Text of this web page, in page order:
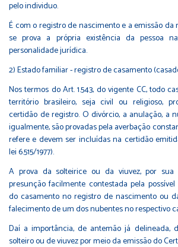
pelo individuo.
É com o registro de nascimento e a emissão
se prova a própria existência da pessoa
personalidade jurídica.
2) Estado familiar - registro de casamento
Nos termos do Art. 1.543, do vigente CC, todo
território brasileiro, seja civil ou religioso,
certidão de registro. O divórcio, a anulação, a
igualmente, são provadas pela averbação
refere e devem ser incluídas na certidão
lei 6.515/1977).
A prova da solteirice ou da viuvez, por
presunção facilmente contestada pela
do casamento no registro de nascimento ou
falecimento de um dos nubentes no respectivo
Daí a importância, de antemão já delineada,
solteiro ou de viuvez por meio da emissão do